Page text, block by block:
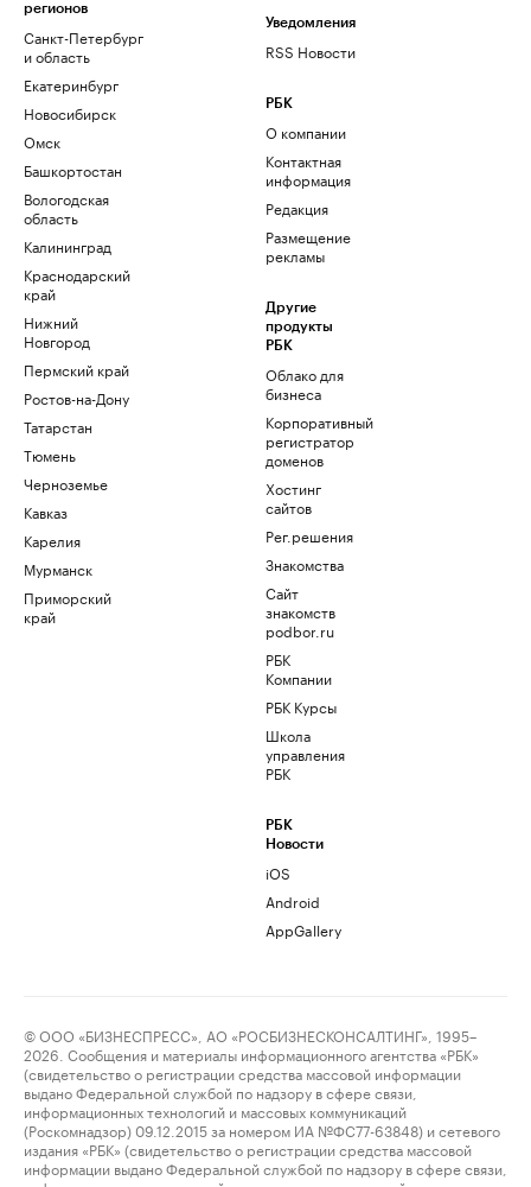
регионов
Санкт-Петербург
и область
Екатеринбург
Новосибирск
Омск
Башкортостан
Вологодская
область
Калининград
Краснодарский
край
Нижний
Новгород
Пермский край
Ростов-на-Дону
Татарстан
Тюмень
Черноземье
Кавказ
Карелия
Мурманск
Приморский
край
Уведомления
RSS Новости
РБК
О компании
Контактная
информация
Редакция
Размещение
рекламы
Другие
продукты
РБК
Облако для
бизнеса
Корпоративный
регистратор
доменов
Хостинг
сайтов
Рег.решения
Знакомства
Сайт
знакомств
podbor.ru
РБК
Компании
РБК Курсы
Школа
управления
РБК
РБК
Новости
iOS
Android
AppGallery
© ООО «БИЗНЕСПРЕСС», АО «РОСБИЗНЕСКОНСАЛТИНГ», 1995–
2026. Сообщения и материалы информационного агентства «РБК»
(свидетельство о регистрации средства массовой информации
выдано Федеральной службой по надзору в сфере связи,
информационных технологий и массовых коммуникаций
(Роскомнадзор) 09.12.2015 за номером ИА №ФС77-63848) и сетевого
издания «РБК» (свидетельство о регистрации средства массовой
информации выдано Федеральной службой по надзору в сфере связи,